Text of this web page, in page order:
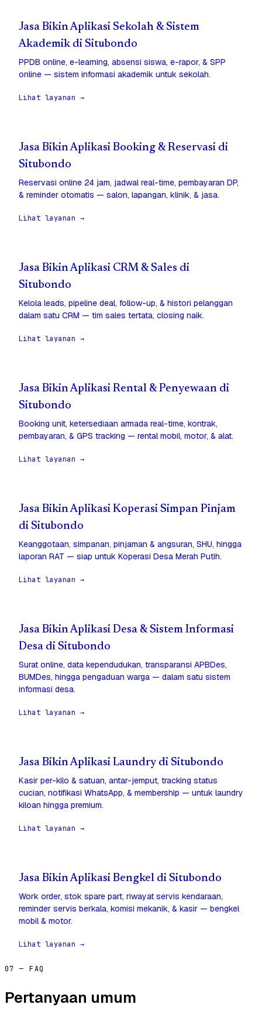
Jasa Bikin Aplikasi Sekolah & Sistem
Akademik di Situbondo
PPDB online, e-learning, absensi siswa, e-rapor, & SPP
online — sistem informasi akademik untuk sekolah.
Lihat layanan →
Jasa Bikin Aplikasi Booking & Reservasi di
Situbondo
Reservasi online 24 jam, jadwal real-time, pembayaran DP,
& reminder otomatis — salon, lapangan, klinik, & jasa.
Lihat layanan →
Jasa Bikin Aplikasi CRM & Sales di
Situbondo
Kelola leads, pipeline deal, follow-up, & histori pelanggan
dalam satu CRM — tim sales tertata, closing naik.
Lihat layanan →
Jasa Bikin Aplikasi Rental & Penyewaan di
Situbondo
Booking unit, ketersediaan armada real-time, kontrak,
pembayaran, & GPS tracking — rental mobil, motor, & alat.
Lihat layanan →
Jasa Bikin Aplikasi Koperasi Simpan Pinjam
di Situbondo
Keanggotaan, simpanan, pinjaman & angsuran, SHU, hingga
laporan RAT — siap untuk Koperasi Desa Merah Putih.
Lihat layanan →
Jasa Bikin Aplikasi Desa & Sistem Informasi
Desa di Situbondo
Surat online, data kependudukan, transparansi APBDes,
BUMDes, hingga pengaduan warga — dalam satu sistem
informasi desa.
Lihat layanan →
Jasa Bikin Aplikasi Laundry di Situbondo
Kasir per-kilo & satuan, antar-jemput, tracking status
cucian, notifikasi WhatsApp, & membership — untuk laundry
kiloan hingga premium.
Lihat layanan →
Jasa Bikin Aplikasi Bengkel di Situbondo
Work order, stok spare part, riwayat servis kendaraan,
reminder servis berkala, komisi mekanik, & kasir — bengkel
mobil & motor.
Lihat layanan →
07 — FAQ
Pertanyaan umum